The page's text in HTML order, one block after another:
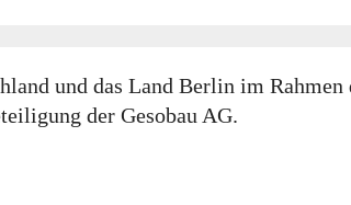
und das Land Berlin im Rahmen
der Gesobau AG.